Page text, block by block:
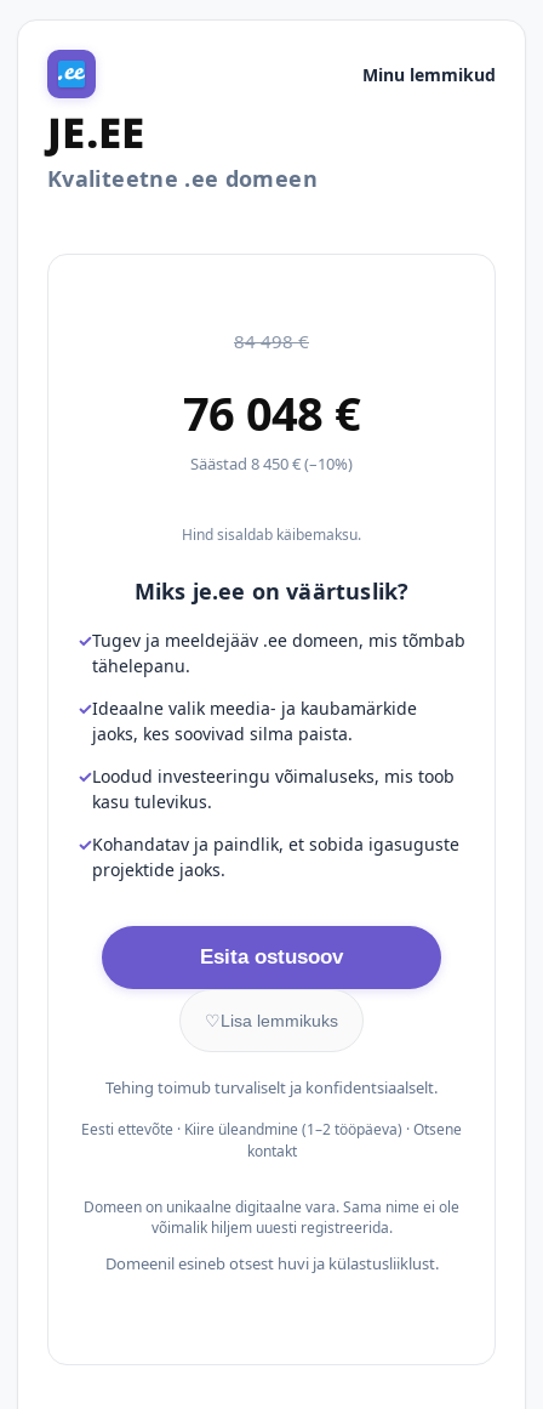
Minu lemmikud
JE.EE
Kvaliteetne .ee domeen
84 498 €
76 048 €
Säästad 8 450 € (–10%)
Hind sisaldab käibemaksu.
Miks je.ee on väärtuslik?
Tugev ja meeldejääv .ee domeen, mis tõmbab
tähelepanu.
Ideaalne valik meedia- ja kaubamärkide
jaoks, kes soovivad silma paista.
Loodud investeeringu võimaluseks, mis toob
kasu tulevikus.
Kohandatav ja paindlik, et sobida igasuguste
projektide jaoks.
Esita ostusoov
♡Lisa lemmikuks
Tehing toimub turvaliselt ja konfidentsiaalselt.
Eesti ettevõte · Kiire üleandmine (1–2 tööpäeva) · Otsene
kontakt
Domeen on unikaalne digitaalne vara. Sama nime ei ole
võimalik hiljem uuesti registreerida.
Domeenil esineb otsest huvi ja külastusliiklust.